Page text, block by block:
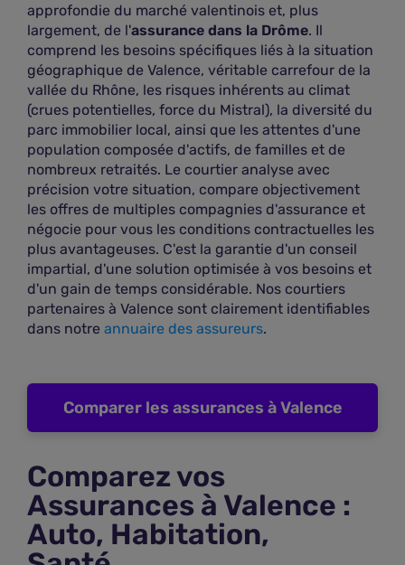
4
Aveaplus - Courtier
À 1,34 km
217 AVENUE VICTOR HUGO
26000 VALENCE
Voir les offres
Plus d'infos
5
Avivalence - Agent général
À 1,05 km
24, rue de la cécile Bat A
Voir les offres
6
Cabinet eschenbrenner - Courtier
À 0,85 km
17 AVENUE DE VERDUN SWISSLIFE
approfondie du marché valentinois et, plus
largement, de l'assurance dans la Drôme. Il
comprend les besoins spécifiques liés à la situation
géographique de Valence, véritable carrefour de la
vallée du Rhône, les risques inhérents au climat
(crues potentielles, force du Mistral), la diversité du
parc immobilier local, ainsi que les attentes d'une
population composée d'actifs, de familles et de
nombreux retraités. Le courtier analyse avec
précision votre situation, compare objectivement
les offres de multiples compagnies d'assurance et
négocie pour vous les conditions contractuelles les
plus avantageuses. C'est la garantie d'un conseil
impartial, d'une solution optimisée à vos besoins et
d'un gain de temps considérable. Nos courtiers
partenaires à Valence sont clairement identifiables
dans notre annuaire des assureurs.
Comparer les assurances à Valence
Comparez vos
Assurances à Valence :
Auto, Habitation,